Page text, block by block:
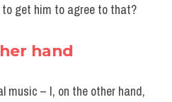
to get him to agree to that?
hand
music – I, on the other hand,